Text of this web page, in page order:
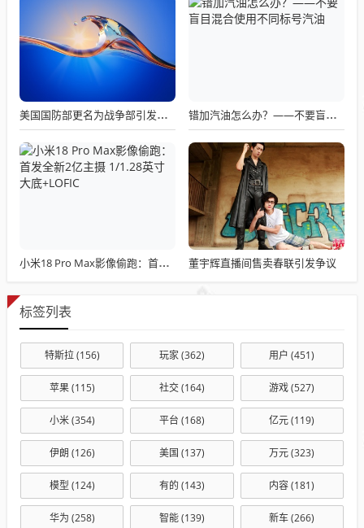
美国国防部更名为战争部引发关注热议 错加汽油怎么办？——不要盲目混合使用不同标号汽油
小米18 Pro Max影像偷跑：首发全新2亿主摄 1/1.28英寸大底+LOFIC 董宇辉直播间售卖春联引发争议
标签列表
特斯拉(156) 玩家(362) 用户 (451)
苹果(115) 社交(164) 游戏(527)
小米(354) 平台 (168) 亿元(119)
伊朗 (126) 美国 (137) 万元(323)
模型 (124) 有的 (143) 内容(181)
华为 (258) 智能(139) 新车(266)